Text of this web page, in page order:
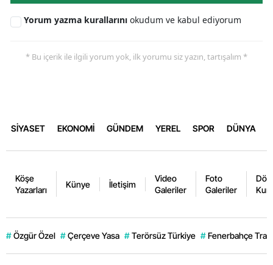
Yorum yazma kurallarını okudum ve kabul ediyorum
* Bu içerik ile ilgili yorum yok, ilk yorumu siz yazın, tartışalım *
SİYASET EKONOMİ GÜNDEM YEREL SPOR DÜNYA
Köşe
Yazarları
Künye İletişim
Video
Galeriler
Foto
Galeriler
# Özgür Özel # Çerçeve Yasa # Terörsüz Türkiye # Fenerbahçe